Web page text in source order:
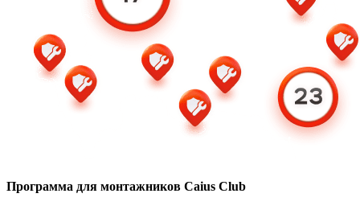
Программа для монтажников Caius Club